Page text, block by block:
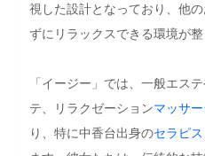
視した設計となっており、他
ずにリラックスできる環境が整
「イージー」では、一般エス
テ、リラクゼーションマッサー
り、特に中香台出身のセラピス